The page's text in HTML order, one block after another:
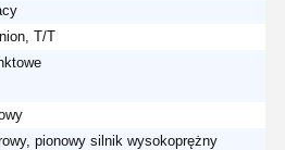
T/T
pionowy silnik wysokoprężny